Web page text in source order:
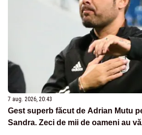
7 aug. 2026, 20:43
Gest superb făcut de Adrian Mutu
Sandra. Zeci de mii de oameni au